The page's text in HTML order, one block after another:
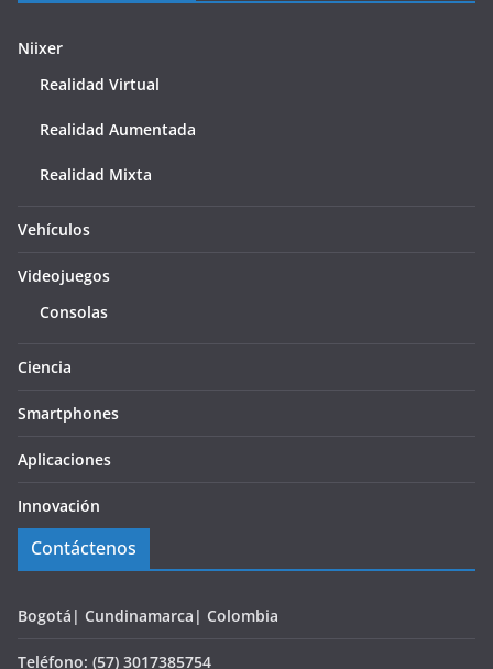
Niixer
Realidad Virtual
Realidad Aumentada
Realidad Mixta
Vehículos
Videojuegos
Consolas
Ciencia
Smartphones
Aplicaciones
Innovación
Contáctenos
Bogotá| Cundinamarca| Colombia
Teléfono: (57) 3017385754